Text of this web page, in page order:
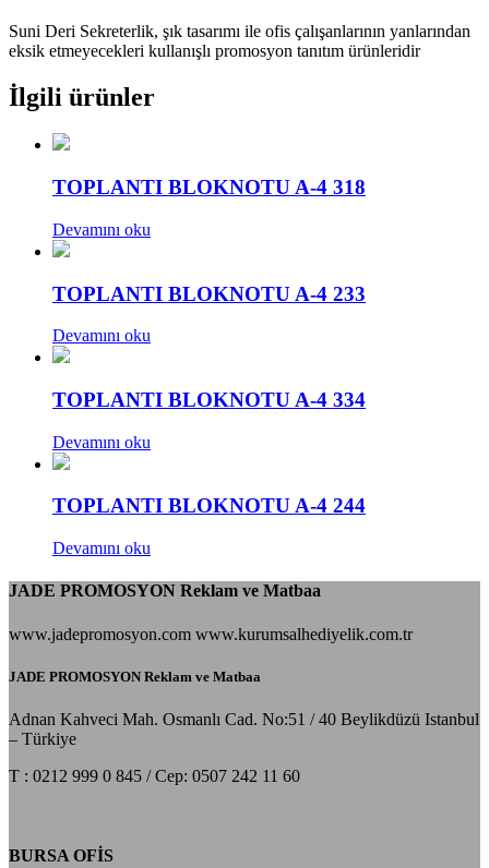
Suni Deri Sekreterlik, şık tasarımı ile ofis çalışanlarının yanlarından
eksik etmeyecekleri kullanışlı promosyon tanıtım ürünleridir
İlgili ürünler
TOPLANTI BLOKNOTU A-4 318
Devamını oku
TOPLANTI BLOKNOTU A-4 233
Devamını oku
TOPLANTI BLOKNOTU A-4 334
Devamını oku
TOPLANTI BLOKNOTU A-4 244
Devamını oku
JADE PROMOSYON Reklam ve Matbaa
www.jadepromosyon.com www.kurumsalhediyelik.com.tr
JADE PROMOSYON Reklam ve Matbaa
Adnan Kahveci Mah. Osmanlı Cad. No:51 / 40 Beylikdüzü Istanbul
– Türkiye
T : 0212 999 0 845 / Cep: 0507 242 11 60
BURSA OFİS